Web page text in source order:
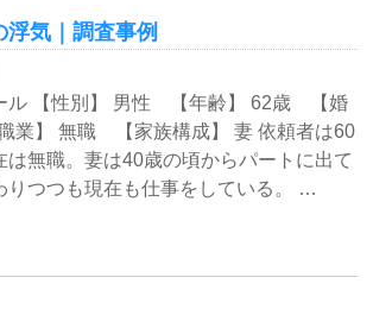
気｜調査事例
ル 【性別】 男性 【年齢】 62歳 【婚
業】 無職 【家族構成】 妻 依頼者は60
は無職。妻は40歳の頃からパートに出て
りつつも現在も仕事をしている。 …